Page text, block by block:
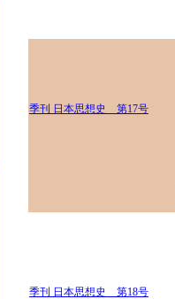
季刊 日本思想史 第17号
季刊 日本思想史 第18号